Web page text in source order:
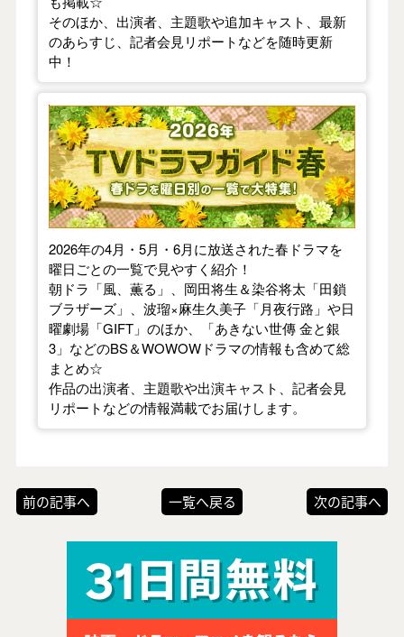
そのほか、出演者、主題歌や追加キャスト、最新
のあらすじ、記者会見リポートなどを随時更新
中！
【2026年春】TVドラマガイド
2026年の4月・5月・6月に放送された春ドラマを
曜日ごとの一覧で見やすく紹介！
朝ドラ「風、薫る」、岡田将生＆染谷将太「田鎖
ブラザーズ」、波瑠×麻生久美子「月夜行路」や日
曜劇場「GIFT」のほか、「あきない世傳 金と銀
3」などのBS＆WOWOWドラマの情報も含めて総
まとめ☆
作品の出演者、主題歌や出演キャスト、記者会見
リポートなどの情報満載でお届けします。
前の記事へ 一覧へ戻る 次の記事へ